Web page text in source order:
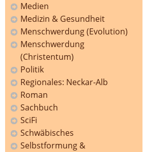
Medien
Medizin & Gesundheit
Menschwerdung (Evolution)
Menschwerdung
(Christentum)
Politik
Regionales: Neckar-Alb
Roman
Sachbuch
SciFi
Schwäbisches
Selbstformung &